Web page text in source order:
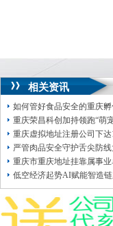
相关资讯
如何管好食品安全的重庆
重庆荣昌科创加持领跑“萌
重庆虚拟地址注册公司下达
严管肉品安全守护舌尖防
重庆市重庆地址挂靠属事
低空经济起势AI赋能智造